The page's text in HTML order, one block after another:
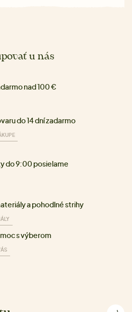
u nás
nad 100 €
do 14 dní zadarmo
do 9:00 posielame
a pohodlné strihy
s výberom